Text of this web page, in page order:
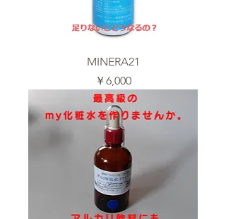
MINERA21
価格
￥6,000